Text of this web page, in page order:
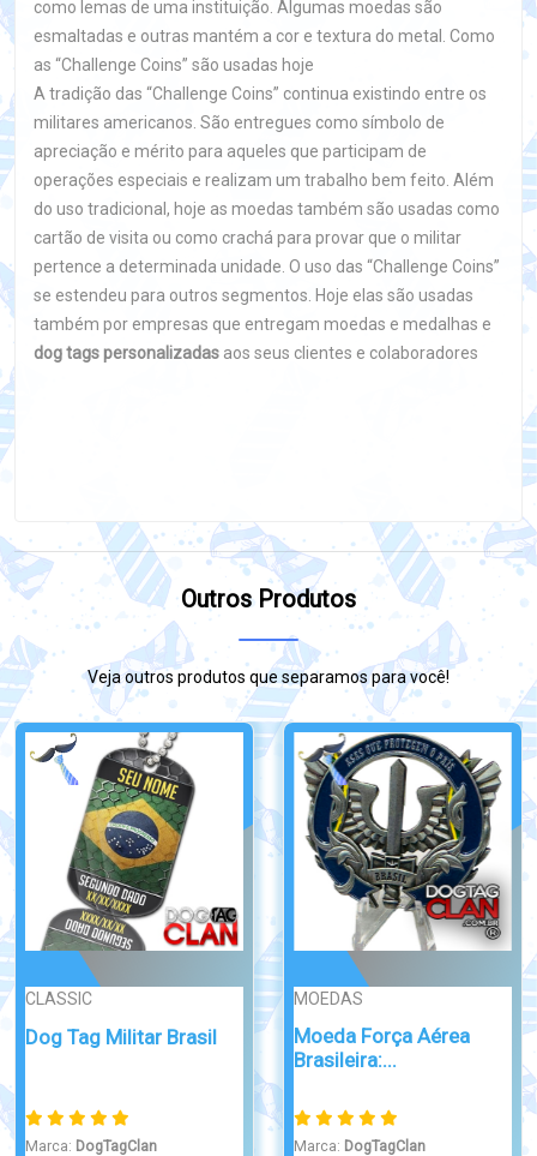
como lemas de uma instituição. Algumas moedas são
esmaltadas e outras mantém a cor e textura do metal. Como
as “Challenge Coins” são usadas hoje
A tradição das “Challenge Coins” continua existindo entre os
militares americanos. São entregues como símbolo de
apreciação e mérito para aqueles que participam de
operações especiais e realizam um trabalho bem feito. Além
do uso tradicional, hoje as moedas também são usadas como
cartão de visita ou como crachá para provar que o militar
pertence a determinada unidade. O uso das “Challenge Coins”
se estendeu para outros segmentos. Hoje elas são usadas
também por empresas que entregam moedas e medalhas e
dog tags personalizadas aos seus clientes e colaboradores
Outros Produtos
Veja outros produtos que separamos para você!
PERSONALIZADA
Kit Base Crachá Broche
Marca: DogTagClan
MESCLADA
Dog Tag Mesclada
Marca: DogTagClan